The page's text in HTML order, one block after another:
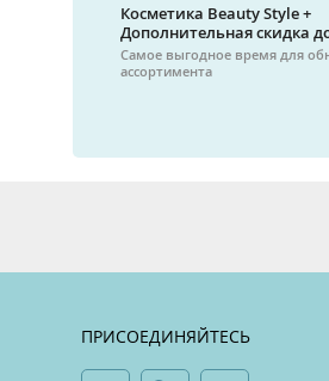
Косметика Beauty Style +
Дополнительная скидка
Самое выгодное время для
ассортимента
ПРИСОЕДИНЯЙТЕСЬ